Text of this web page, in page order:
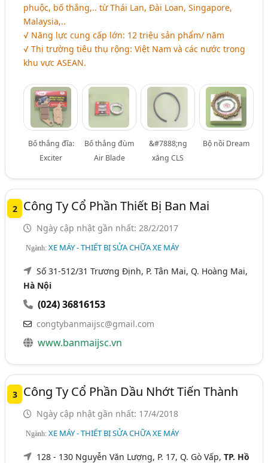
phuộc, bố thắng,.. từ Thái Lan, Đài Loan, Singapore,
Malaysia,..
√ Năng lực cung cấp lớn: 12 triệu sản phẩm/ năm
√ Thị trường tiêu thụ rộng: Việt Nam và các nước trong
khu vực ASEAN.
Bố thắng đĩa:
Exciter
Bố thắng đùm
Air Blade
&#7888;ng
xăng CLS
Bộ nồi Dream
2 Công Ty Cổ Phần Thiết Bị Ban Mai
Ngày cập nhật gần nhất: 28/2/2017
Ngành:XE MÁY - THIẾT BỊ SỬA CHỮA XE MÁY
Số 31-512/31 Trương Định, P. Tân Mai, Q. Hoàng Mai,
Hà Nội
(024) 36816153
congtybanmaijsc@gmail.com
www.banmaijsc.vn
3 Công Ty Cổ Phần Dầu Nhớt Tiến Thành
Ngày cập nhật gần nhất: 17/4/2018
Ngành:XE MÁY - THIẾT BỊ SỬA CHỮA XE MÁY
128 - 130 Nguyễn Văn Lượng, P. 17, Q. Gò Vấp,TP. Hồ